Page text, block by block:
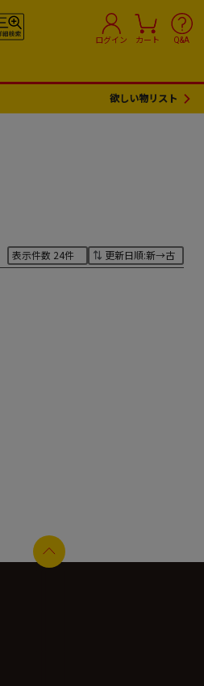
ログイン カート Q&A
欲しい物リスト